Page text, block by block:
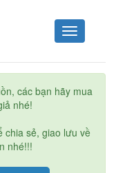
Toggle
navigation
các bạn hãy mua
nhé!
chia sẻ, giao lưu về
nhé!!!